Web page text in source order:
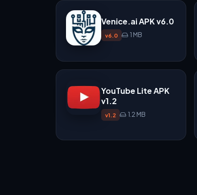
Venice.ai APK v6.0
v6.0 1 MB
YouTube Lite APK
v1.2
v1.2 1.2 MB